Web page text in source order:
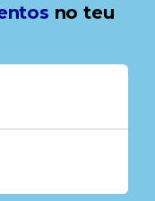
no teu